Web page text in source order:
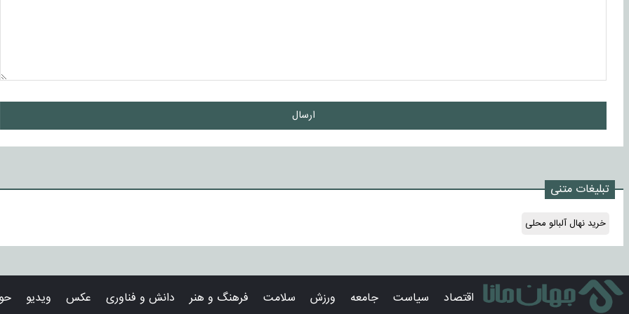
ارسال
تبلیغات متنی
خرید نهال آلبالو محلی
اقتصاد سیاست جامعه ورزش سلامت فرهنگ و هنر دانش و فناوری عکس ویدیو